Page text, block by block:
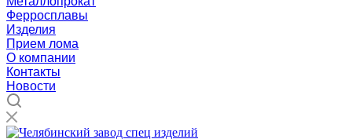
Ферросплавы
Изделия
Прием лома
О компании
Контакты
Новости